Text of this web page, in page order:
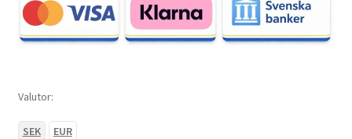
Valutor:
SEK EUR